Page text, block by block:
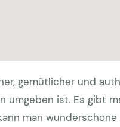
gemütlicher und
umgeben ist. Es gibt
man